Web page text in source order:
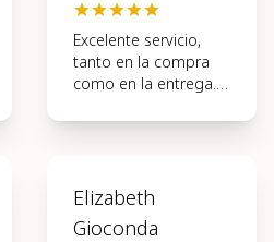
Excelente servicio,
tanto en la compra
como en la entrega.
proceso.
Elizabeth
Gioconda